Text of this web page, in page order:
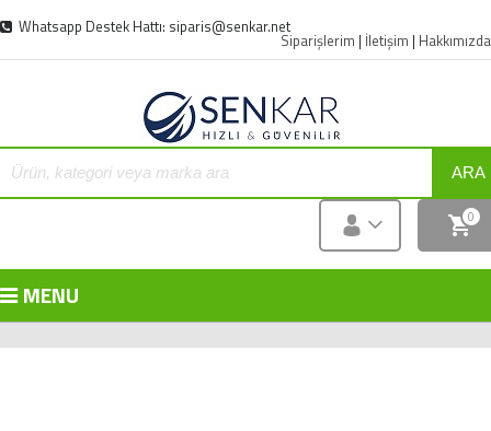
Whatsapp Destek Hattı: siparis@senkar.net
Siparişlerim | İletişim | Hakkımızda
ARA
0
MENU